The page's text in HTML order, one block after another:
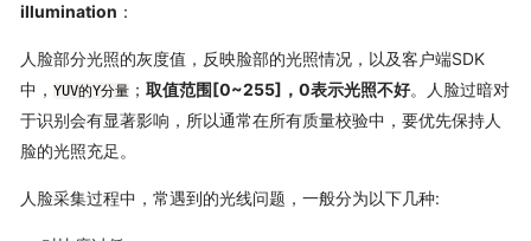
illumination ：
人脸部分光照的灰度值，反映脸部的光照情况，以及客户端SDK
中， YUV的Y分量； 取值范围[0~255]，0表示光照不好。人脸过暗对
于识别会有显著影响，所以通常在所有质量校验中，要优先保持人
脸的光照充足。
人脸采集过程中，常遇到的光线问题，一般分为以下几种: